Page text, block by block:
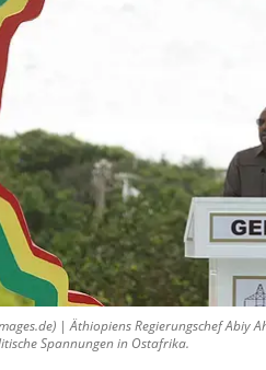
| Äthiopiens Regierungschef Abiy
Spannungen in Ostafrika.